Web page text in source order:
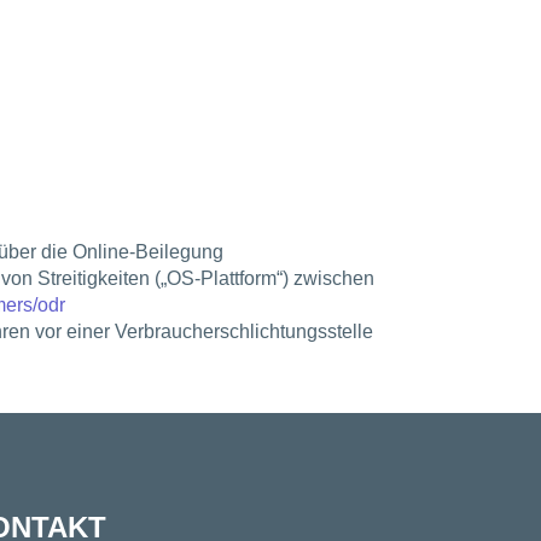
die Online-Beilegung
Streitigkeiten („OS-Plattform“) zwischen
odr
vor einer Verbraucherschlichtungsstelle